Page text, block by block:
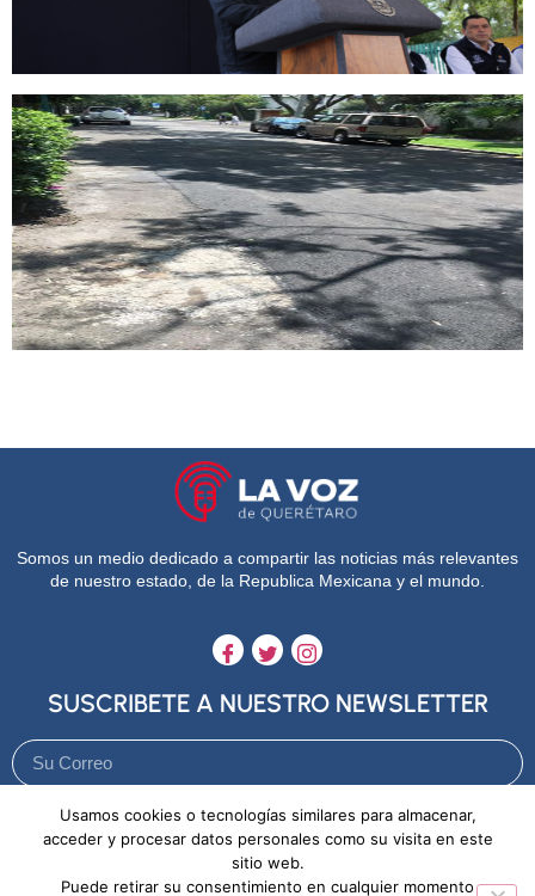
Somos un medio dedicado a compartir las noticias más relevantes
de nuestro estado, de la Republica Mexicana y el mundo.
SUSCRIBETE A NUESTRO NEWSLETTER
Enviar
Usamos cookies o tecnologías similares para almacenar,
acceder y procesar datos personales como su visita en este
sitio web.
Puede retirar su consentimiento en cualquier momento